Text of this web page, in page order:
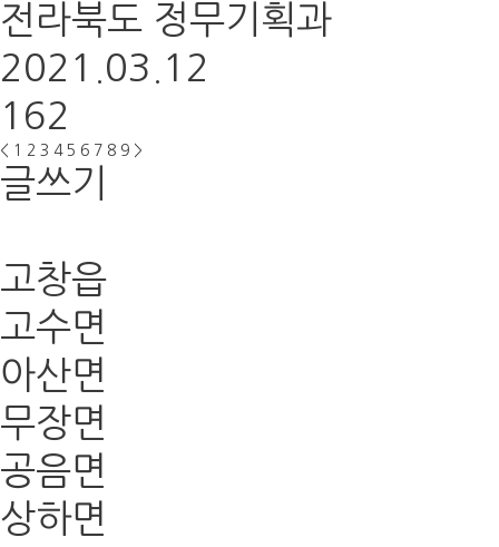
전라북도 정무기획과
2021.03.12
162
< 1 2 3 4 5 6 7 8 9 >
글쓰기
고창읍
고수면
아산면
무장면
공음면
상하면